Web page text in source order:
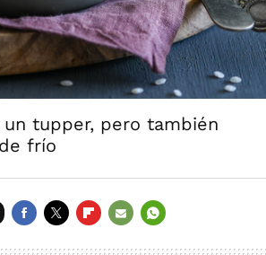
tupper, pero también
frío